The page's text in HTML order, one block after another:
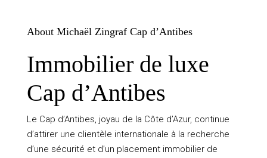
About Michaël Zingraf Cap d’Antibes
Immobilier de luxe
Cap d’Antibes
Le Cap d’Antibes, joyau de la Côte d’Azur, continue
d’attirer une clientèle internationale à la recherche
d’une sécurité et d’un placement immobilier de